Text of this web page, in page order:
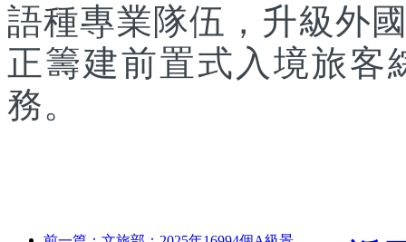
語種專業隊伍，升級外
正籌建前置式入境旅客
務。